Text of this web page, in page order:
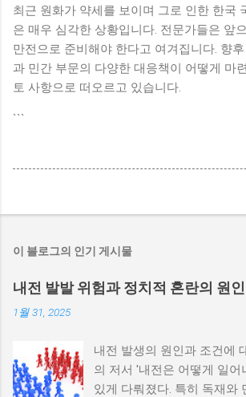
최근 원화가 약세를 보이며 그로 인한 한국
은 매우 심각한 상황입니다. 전문가들은 앞
만전으로 준비해야 한다고 여겨집니다. 향
과 민간 부문의 다양한 대응책이 어떻게 마
토 사항으로 떠오르고 있습니다.
```
이 블로그의 인기 게시물
내전 발발 위험과 정치적 혼란의 원인
1월 31, 2025
내전 발생의 원인과 조건에
의 저서 '내전은 어떻게 일어
있게 다뤄졌다. 특히 독재와